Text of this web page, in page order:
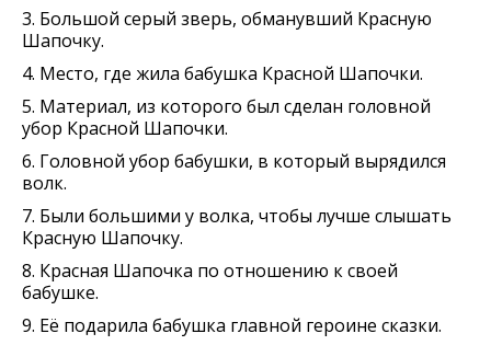
3. Большой серый зверь, обманувший Красную
Шапочку.
4. Место, где жила бабушка Красной Шапочки.
5. Материал, из которого был сделан головной
убор Красной Шапочки.
6. Головной убор бабушки, в который вырядился
волк.
7. Были большими у волка, чтобы лучше слышать
Красную Шапочку.
8. Красная Шапочка по отношению к своей
бабушке.
9. Её подарила бабушка главной героине сказки.